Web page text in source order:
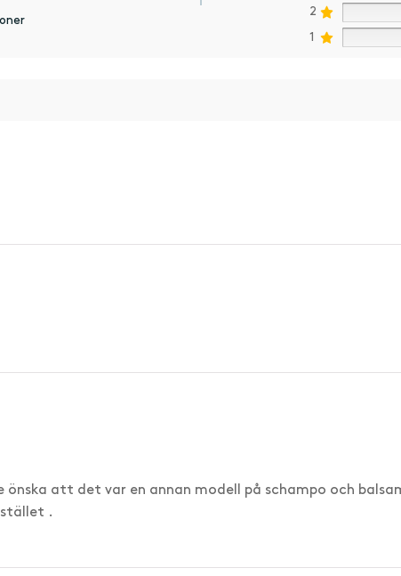
2
1
önska att det var en annan modell på schampo och
.